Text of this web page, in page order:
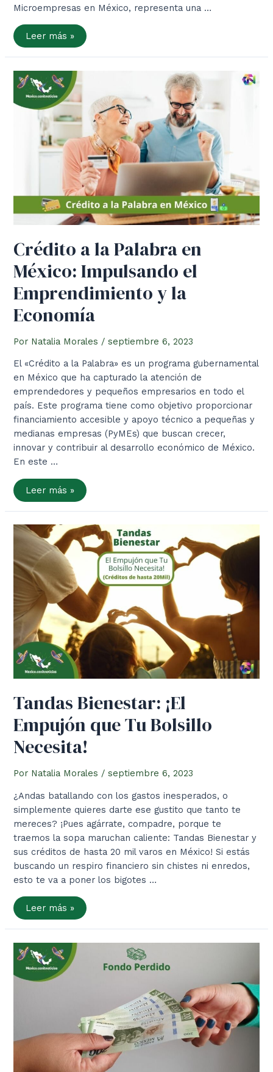
Microempresas en México, representa una …
Apoyo
de
50
Mil
para
Microempresas
en
México
Leer más »
Crédito a la Palabra en
México: Impulsando el
Emprendimiento y la
Economía
Por Natalia Morales /septiembre 6, 2023
El «Crédito a la Palabra» es un programa gubernamental
en México que ha capturado la atención de
emprendedores y pequeños empresarios en todo el
país. Este programa tiene como objetivo proporcionar
financiamiento accesible y apoyo técnico a pequeñas y
medianas empresas (PyMEs) que buscan crecer,
innovar y contribuir al desarrollo económico de México.
En este …
Crédito
a
la
Palabra
México:
Impulsando
Emprendimiento
y
la
Economía
Leer más »
Tandas Bienestar: ¡El
Empujón que Tu Bolsillo
Necesita!
Por Natalia Morales /septiembre 6, 2023
¿Andas batallando con los gastos inesperados, o
simplemente quieres darte ese gustito que tanto te
mereces? ¡Pues agárrate, compadre, porque te
traemos la sopa maruchan caliente: Tandas Bienestar y
sus créditos de hasta 20 mil varos en México! Si estás
buscando un respiro financiero sin chistes ni enredos,
esto te va a poner los bigotes …
Tandas
Bienestar:
¡El
Empujón
Tu
Bolsillo
Necesita!
Leer más »